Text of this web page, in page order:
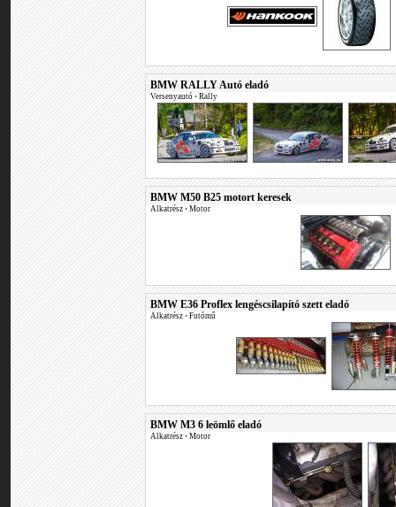
BMW RALLY Autó eladó
Versenyautó • Rally
BMW M50 B25 motort keresek
Alkatrész • Motor
BMW E36 Proflex lengéscsilapító szett eladó
Alkatrész • Futómű
BMW M3 6 leömlő eladó
Alkatrész • Motor